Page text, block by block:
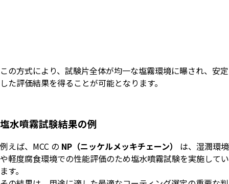
この方式により、試験片全体が均一な塩霧環境に曝され、安定
した評価結果を得ることが可能となります。
塩水噴霧試験結果の例
例えば、MCC の NP （ニッケルメッキチェーン）
は、湿潤環境
や軽度腐食環境での性能評価のため塩水噴霧試験を実施してい
ます。